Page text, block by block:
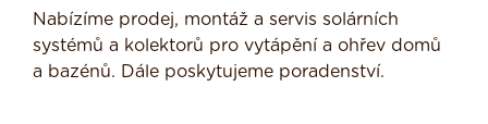
Nabízíme prodej, montáž a servis solárních
systémů a kolektorů pro vytápění a ohřev domů
a bazénů. Dále poskytujeme poradenství.